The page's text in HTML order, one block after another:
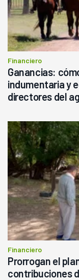
Financiero
Ganancias:
indumentaria y
directores del
Financiero
Prorrogan el
contribuciones